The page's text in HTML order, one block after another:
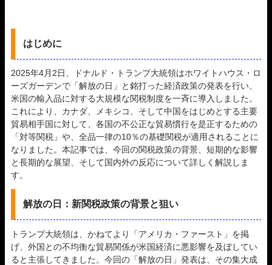
はじめに
2025年4月2日、ドナルド・トランプ大統領はホワイトハウス・ロ
ーズガーデンで「解放の日」と銘打った経済政策の発表を行い、
米国の輸入品に対する大規模な関税制度を一斉に導入しました。
これにより、カナダ、メキシコ、そして中国をはじめとする主要
貿易相手国に対して、各国の不公正な貿易慣行を是正するための
「対等関税」や、全品一律の10％の基礎関税が適用されることに
なりました。本記事では、今回の関税政策の背景、短期的な影響
と長期的な展望、そして国内外の反応について詳しく解説しま
す。
解放の日：新関税政策の背景と狙い
トランプ大統領は、かねてより「アメリカ・ファースト」を掲
げ、外国との不均衡な貿易関係が米国経済に悪影響を及ぼしてい
ると主張してきました。今回の「解放の日」発表は、その集大成